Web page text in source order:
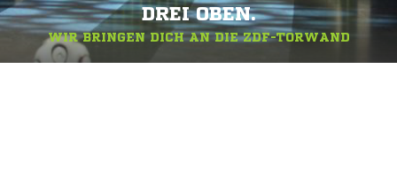
DREI OBEN.
WIR BRINGEN DICH AN DIE ZDF-TORWAND